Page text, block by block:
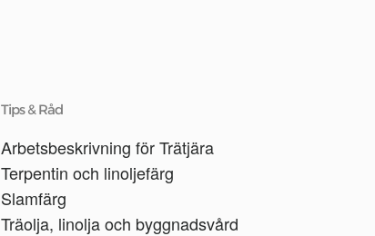
Tips & Råd
Arbetsbeskrivning för Trätjära
Terpentin och linoljefärg
Slamfärg
Träolja, linolja och byggnadsvård